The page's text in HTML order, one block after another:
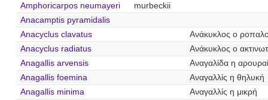
Amphoricarpos neumayeri
murbeckii
Anacamptis pyramidalis
Anacyclus clavatus
Ανάκυκλος ο
Anacyclus radiatus
Ανάκυκλος ο
Anagallis arvensis
Αναγαλίδα η
Anagallis foemina
Αναγαλλίς η θηλυκή
Anagallis minima
Αναγαλλίς η μικρή